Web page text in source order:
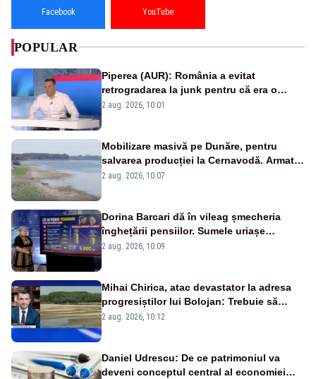
Facebook YouTube
POPULAR
Piperea (AUR): România a evitat
retrogradarea la junk pentru că era o
catastrofă pentru bănci și fondurile de
2 aug. 2026, 10:01
Mobilizare masivă pe Dunăre, pentru
salvarea producției la Cernavodă. Armata
va detona o stâncă și va devia apa
2 aug. 2026, 10:07
Dorina Barcari dă în vileag șmecheria
înghețării pensiilor. Sumele uriașe
pierdute de fiecare român
2 aug. 2026, 10:09
Mihai Chirica, atac devastator la adresa
progresiștilor lui Bolojan: Trebuie să
protejăm și natura, dar nu șținem omaneii
2 aug. 2026, 10:12
Daniel Udrescu: De ce patrimoniul va
deveni conceptul central al economiei